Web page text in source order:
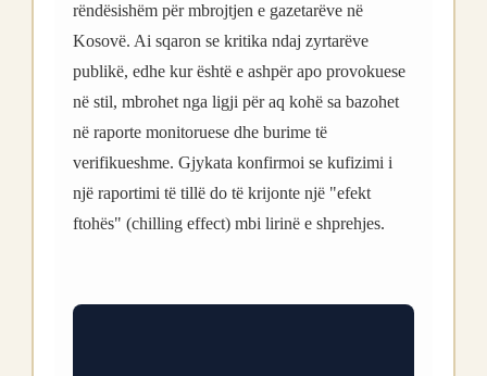
rëndësishëm për mbrojtjen e gazetarëve në
Kosovë. Ai sqaron se kritika ndaj zyrtarëve
publikë, edhe kur është e ashpër apo provokuese
në stil, mbrohet nga ligji për aq kohë sa bazohet
në raporte monitoruese dhe burime të
verifikueshme. Gjykata konfirmoi se kufizimi i
një raportimi të tillë do të krijonte një "efekt
ftohës" (chilling effect) mbi lirinë e shprehjes.